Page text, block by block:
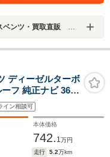
インター／（株）シーリーフ
ディーゼルターボ
フ 純正ナビ 360°
サウンド
ョン アンビエン
ーダー ETC2.0
イン相談可
本体価格
742. 1万円
走行 5.2万km